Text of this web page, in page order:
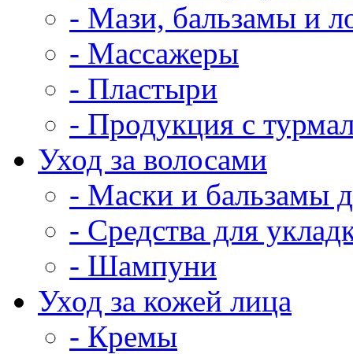
- Мази, бальзамы и
- Массажеры
- Пластыри
- Продукция с
Уход за волосами
- Маски и бальзамы
- Средства для
- Шампуни
Уход за кожей лица
- Кремы